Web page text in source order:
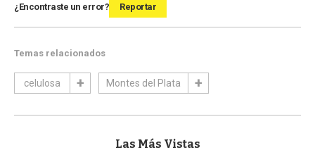
¿Encontraste un error? Reportar
Temas relacionados
celulosa Montes del Plata
Las Más Vistas